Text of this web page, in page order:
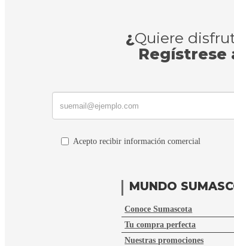
¿Quiere
Regístrese
Acepto recibir información comercial
MUNDO
Conoce Sumascota
Tu compra perfecta
Nuestras promociones